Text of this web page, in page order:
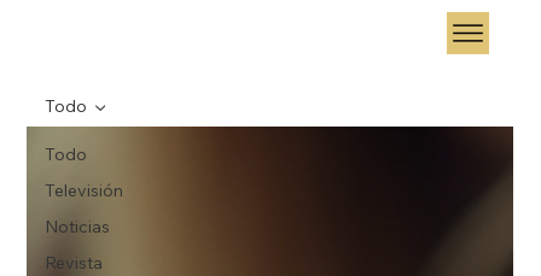
Todo
Televisión
Noticias
Revista
Todo